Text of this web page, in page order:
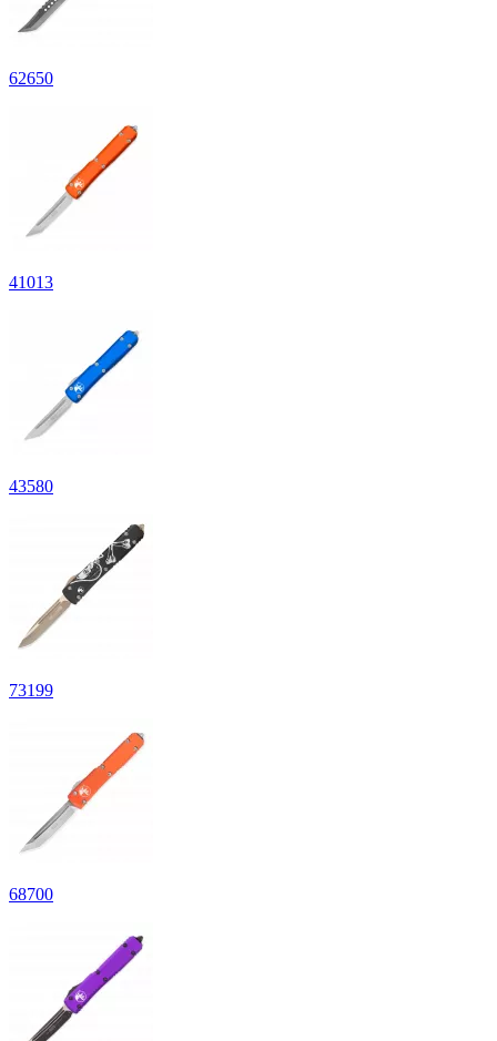
62650
41013
43580
73199
68700